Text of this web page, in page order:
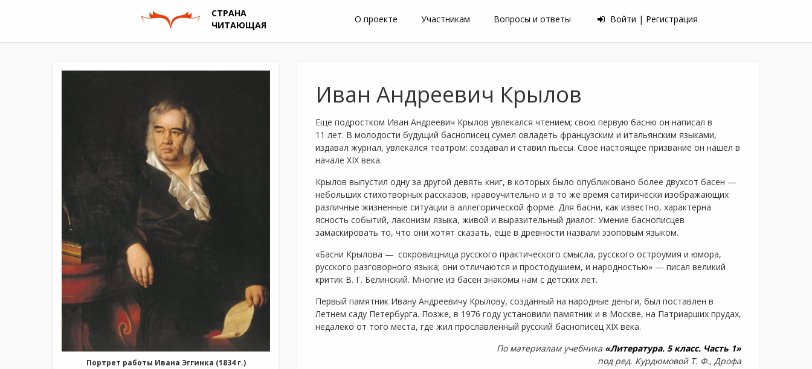
СТРАНА
ЧИТАЮЩАЯ
О проекте Участникам Вопросы и ответы Войти | Регистрация
Портрет работы Ивана Эггинка (1834 г.)
Иван Андреевич Крылов
Еще подростком Иван Андреевич Крылов увлекался чтением; свою первую басню он написал в
11 лет. В молодости будущий баснописец сумел овладеть французским и итальянским языками,
издавал журнал, увлекался театром: создавал и ставил пьесы. Свое настоящее призвание он нашел в
начале XIX века.
Крылов выпустил одну за другой девять книг, в которых было опубликовано более двухсот басен —
небольших стихотворных рассказов, нравоучительно и в то же время сатирически изображающих
различные жизненные ситуации в аллегорической форме. Для басни, как известно, характерна
ясность событий, лаконизм языка, живой и выразительный диалог. Умение баснописцев
замаскировать то, что они хотят сказать, еще в древности назвали эзоповым языком.
«Басни Крылова — сокровищница русского практического смысла, русского остроумия и юмора,
русского разговорного языка; они отличаются и простодушием, и народностью» — писал великий
критик В. Г. Белинский. Многие из басен знакомы нам с детских лет.
Первый памятник Ивану Андреевичу Крылову, созданный на народные деньги, был поставлен в
Летнем саду Петербурга. Позже, в 1976 году установили памятник и в Москве, на Патриарших прудах,
недалеко от того места, где жил прославленный русский баснописец XIX века.
По материалам учебника «Литература. 5 класс. Часть 1»
под ред. Курдюмовой Т. Ф., Дрофа